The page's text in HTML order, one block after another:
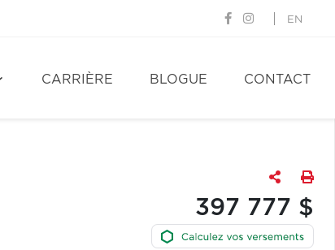
EN
CARRIÈRE BLOGUE CONTACT
397 777 $